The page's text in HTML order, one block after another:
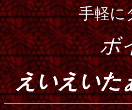
手軽に
ボ
えいえいた